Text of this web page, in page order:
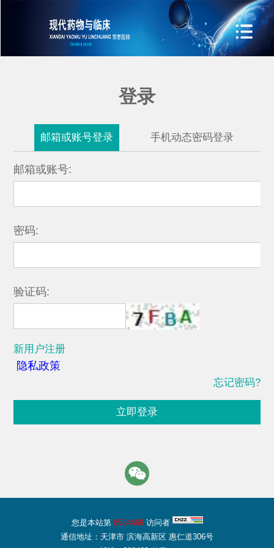
登录
邮箱或账号登录 手机动态密码登录
邮箱或账号:
密码:
验证码:
新用户注册
隐私政策
忘记密码?
立即登录
您是本站第 8554469访问者
通信地址：天津市 滨海高新区 惠仁道306号